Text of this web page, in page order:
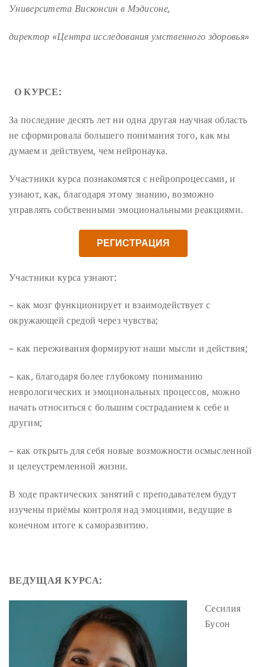
Университета Висконсин в Мэдисоне,
директор «Центра исследования умственного здоровья»
О КУРСЕ:
За последние десять лет ни одна другая научная область
не сформировала большего понимания того, как мы
думаем и действуем, чем нейронаука.
Участники курса познакомятся с нейропроцессами, и
узнают, как, благодаря этому знанию, возможно
управлять собственными эмоциональными реакциями.
РЕГИСТРАЦИЯ
Участники курса узнают:
– как мозг функционирует и взаимодействует с
окружающей средой через чувства;
– как переживания формируют наши мысли и действия;
– как, благодаря более глубокому пониманию
неврологических и эмоциональных процессов, можно
начать относиться с большим состраданием к себе и
другим;
– как открыть для себя новые возможности осмысленной
и целеустремленной жизни.
В ходе практических занятий с преподавателем будут
изучены приёмы контроля над эмоциями, ведущие в
конечном итоге к саморазвитию.
ВЕДУЩАЯ КУРСА:
Сесилия
Бусон